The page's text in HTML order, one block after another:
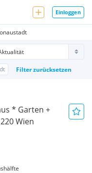
Einloggen
Filter zurücksetzen
* Garten +
Wien